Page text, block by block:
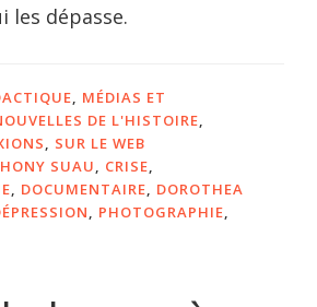
les dépasse.
, MÉDIAS ET
DE L'HISTOIRE,
, SUR LE WEB
SUAU, CRISE,
, DOCUMENTAIRE, DOROTHEA
, PHOTOGRAPHIE,